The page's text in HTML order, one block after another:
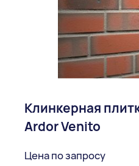
Клинкерная
Ardor Venito
Цена по запросу